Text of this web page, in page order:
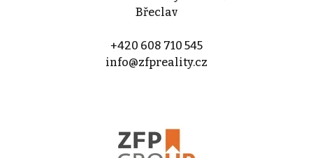
Břeclav
+420 608 710 545
info@zfpreality.cz